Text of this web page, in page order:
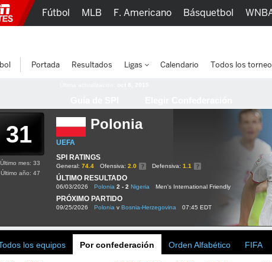
31 Polonia
UEFA
SPI RATINGS
General: 74.4 Ofensiva: 2.0 Defensiva: 1.1
ÚLTIMO RESULTADO
06/03/2026 Polonia 2 - 2 Nigeria Men's International Friendly
PRÓXIMO PARTIDO
09/25/2026 Polonia v Bosnia-Herzegovina 07:45 EDT
Último mes: 33
Último año: 47
los equipos Por confederación Orden Alfabético FIFA
Fútbol MLB F. Americano Básquetbol
Portada Resultados Ligas Calendario Todos los